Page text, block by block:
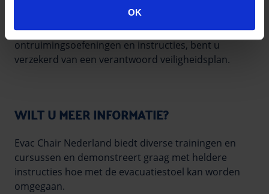
OK
Door de Evac+Chair op strategische wijze binnen een
gebouw te plaatsen en te combineren met
ontruimingsoefeningen en instructies, bent u
verzekerd van een verantwoord veiligheidsplan.
WILT U MEER INFORMATIE?
Evac Chair Nederland biedt diverse trainingen en
cursussen en demonstreert graag met heldere
instructies hoe met de evacuatiestoel kan worden
omgegaan.